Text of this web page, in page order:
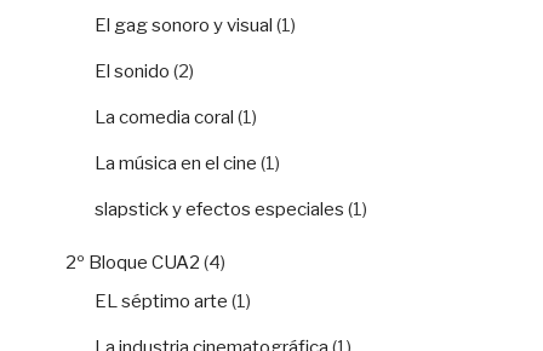
El gag sonoro y visual (1)
El sonido (2)
La comedia coral (1)
La música en el cine (1)
slapstick y efectos especiales (1)
2º Bloque CUA2 (4)
EL séptimo arte (1)